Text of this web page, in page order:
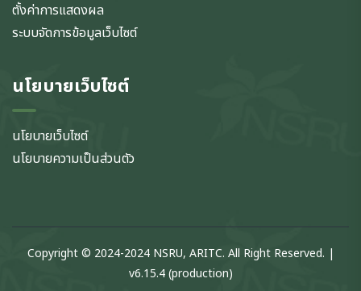
ตั้งค่าการแสดงผล
ระบบจัดการข้อมูลเว็บไซต์
นโยบายเว็บไซต์
นโยบายเว็บไซต์
นโยบายความเป็นส่วนตัว
Copyright © 2024-2024 NSRU, ARITC. All Right Reserved. |
v6.15.4 (production)